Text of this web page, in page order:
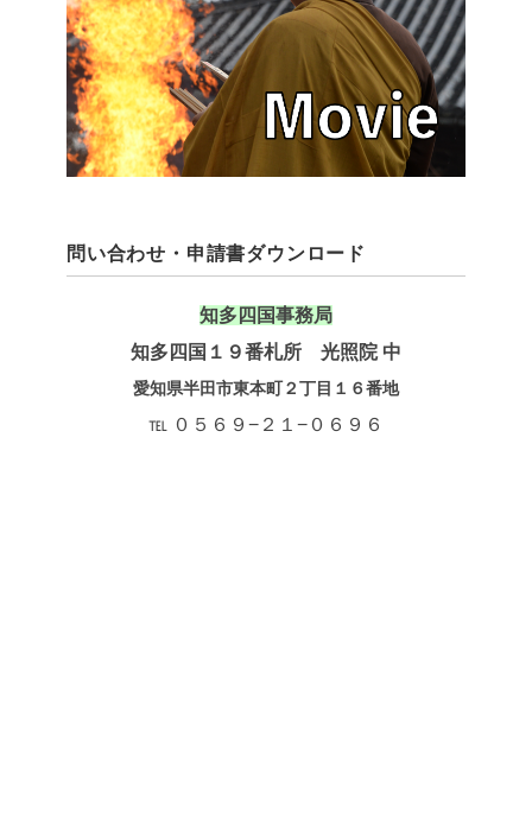
問い合わせ・申請書ダウンロード
知多四国事務局
知多四国１９番札所 光照院 中
愛知県半田市東本町２丁目１６番地
℡ ０５６９−２１−０６９６